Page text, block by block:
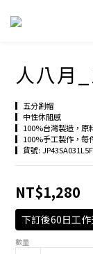
人八月
▎五分割帽
▎中性休閒感
▎100%台灣製造，原
▎100%手工製作，每
▎貨號: JP43SA031L5F
NT$1,280
下訂後60日工
數量